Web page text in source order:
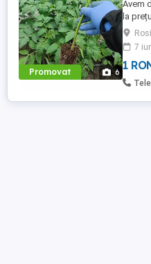
Promovat 6
Avem
la
hibrizi!
cristal
număr
pentru
7
1